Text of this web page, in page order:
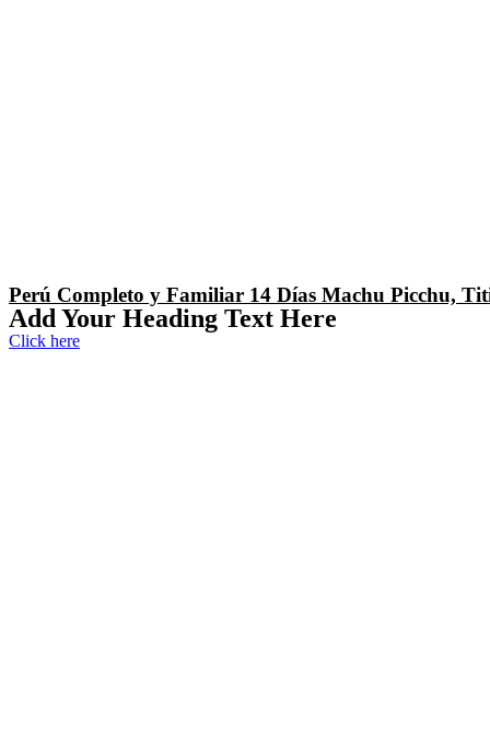
Perú Completo y Familiar 14 Días Machu Picchu,
Add Your Heading Text Here
Click here